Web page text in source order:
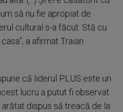
să nu fie apropiat de
cultural s-a făcut. Stă cu
a afirmat Traian
că liderul PLUS este un
lucru a putut fi observat
dispus să treacă de la